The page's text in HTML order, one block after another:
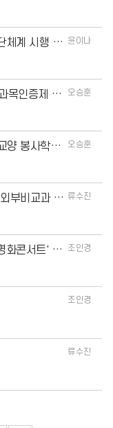
학생-교원 간 강의평가 인식격차(gap) 진단체계 시행 안내(2025-1학기부터)
윤이나
[교양교육지원센터] 2025-2학기 교양 교과목인증제 예비인증 신청 안내
오승훈
[교양교육지원센터] 지역사회 연계 ‘소양 교양 봉사학습’ 교과목 본격 운영
오승훈
[교육평가혁신센터] B.B. 핵심역량인증제 외부비교과 입력 안내(~ 2025. 1. 31. 류수진
탁현규 미술사학자와 함께한 '제4회 인문명화콘서트' 성료!
조인경
조인경
류수진